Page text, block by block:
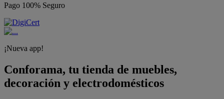
Pago 100% Seguro
¡Nueva app!
Conforama, tu tienda de muebles,
decoración y electrodomésticos